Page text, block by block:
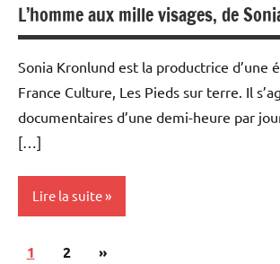
L’homme aux mille visages, de
Sonia Kronlund est la productrice d’une
France Culture, Les Pieds sur terre. Il
documentaires d’une demi-heure par
[…]
Lire la suite
Ciné-
Pagination
1 2
Articles
»